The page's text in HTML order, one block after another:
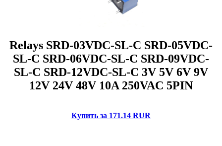
Relays SRD-03VDC-SL-C SRD-05VDC-
SL-C SRD-06VDC-SL-C SRD-09VDC-
SL-C SRD-12VDC-SL-C 3V 5V 6V 9V
12V 24V 48V 10A 250VAC 5PIN
Купить за 171.14 RUR